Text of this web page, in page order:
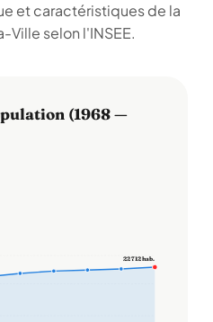
et caractéristiques de la
selon l'INSEE.
(1968 —
22 712 hab.